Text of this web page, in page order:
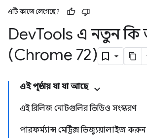
এটি কাজে লেগেছে?
DevTools এ নতুন
(Chrome 72)
এই পৃষ্ঠায় যা যা আছে
এই রিলিজ নোটগুলির ভিডিও সংস্করণ
পারফর্ম্যান্স মেট্রিক্স ভিজ্যুয়ালাইজ করুন